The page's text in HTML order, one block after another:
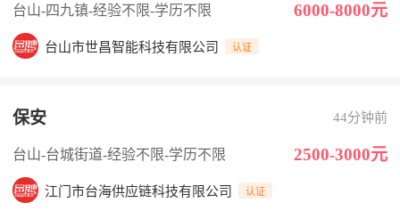
台山-四九镇-经验不限-学历不限 6000-8000元
台山市世昌智能科技有限公司 认证
保安 44分钟前
台山-台城街道-经验不限-学历不限 2500-3000元
江门市台海供应链科技有限公司 认证